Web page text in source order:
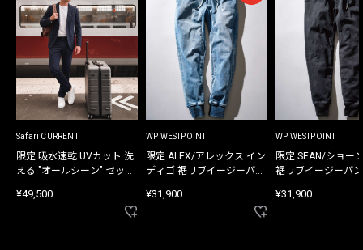
Safari CURRENT
限定 吸水速乾 UVカット 洗
える "オールシーン" セット
¥49,500
WP WESTPOINT
限定 ALEX/アレックス イン
ディゴ 裾リブイージーパン
¥31,900
WP WESTPOINT
限定 SEAN/ショー
裾リブイージーパ
¥31,900